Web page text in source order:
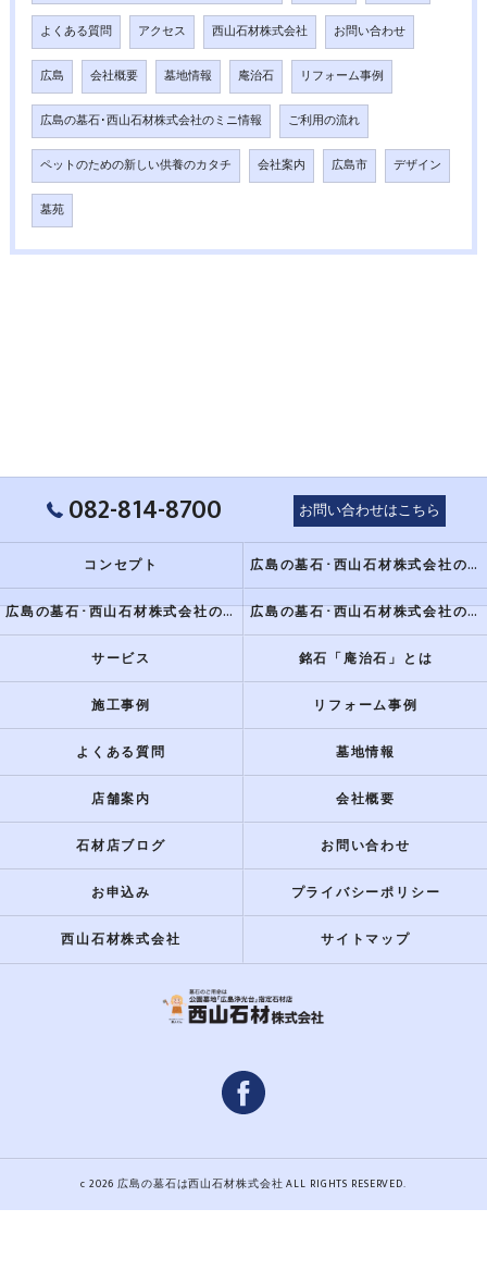
よくある質問 アクセス 西山石材株式会社 お問い合わせ
広島 会社概要 墓地情報 庵治石 リフォーム事例
広島の墓石･西山石材株式会社のミニ情報 ご利用の流れ
ペットのための新しい供養のカタチ 会社案内 広島市 デザイン
墓苑
082-814-8700 お問い合わせはこちら
コンセプト 広島の墓石･西山石材株式会社のミニ情報
広島の墓石･西山石材株式会社の評判 広島の墓石･西山石材株式会社のお客様の声
サービス 銘石「庵治石」とは
施工事例 リフォーム事例
よくある質問 墓地情報
店舗案内 会社概要
石材店ブログ お問い合わせ
お申込み プライバシーポリシー
西山石材株式会社 サイトマップ
c 2026 広島の墓石は西山石材株式会社 ALL RIGHTS RESERVED.